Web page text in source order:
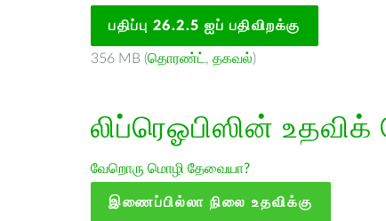
பதிப்பு 26.2.5 ஐப் பதிவிறக்கு
356 MB (தொரண்ட் , தகவல்)
லிப்ரெஓபிஸின் உதவிக்
வேறொரு மொழி தேவையா?
இணைப்பில்லா நிலை உதவிக்கு